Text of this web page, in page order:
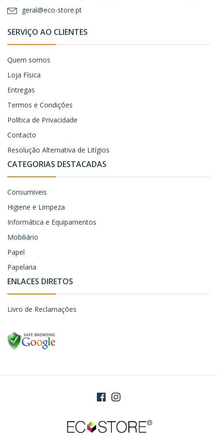
geral@eco-store.pt
SERVIÇO AO CLIENTES
Quem somos
Loja Física
Entregas
Termos e Condições
Política de Privacidade
Contacto
Resolução Alternativa de Litígios
CATEGORIAS DESTACADAS
Consumiveis
Higiene e Limpeza
Informática e Equipamentos
Mobiliário
Papel
Papelaria
ENLACES DIRETOS
Livro de Reclamações